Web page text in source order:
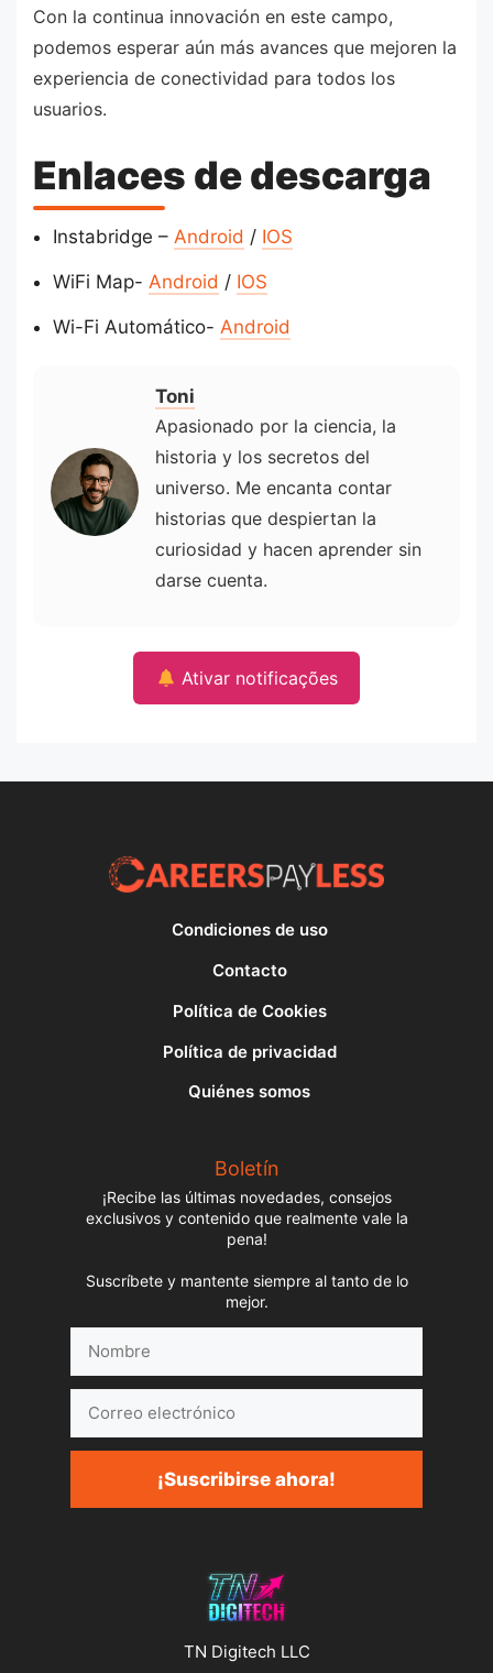
Con la continua innovación en este campo,
podemos esperar aún más avances que mejoren la
experiencia de conectividad para todos los
usuarios.
Enlaces de descarga
Instabridge – Android / IOS
WiFi Map- Android / IOS
Wi-Fi Automático- Android
Toni
Apasionado por la ciencia, la
historia y los secretos del
universo. Me encanta contar
historias que despiertan la
curiosidad y hacen aprender sin
darse cuenta.
Ativar notificações
Condiciones de uso
Contacto
Política de Cookies
Política de privacidad
Quiénes somos
Boletín
¡Recibe las últimas novedades, consejos
exclusivos y contenido que realmente vale la
pena!
Suscríbete y mantente siempre al tanto de lo
mejor.
electrónico
¡Suscribirse ahora!
TN Digitech LLC